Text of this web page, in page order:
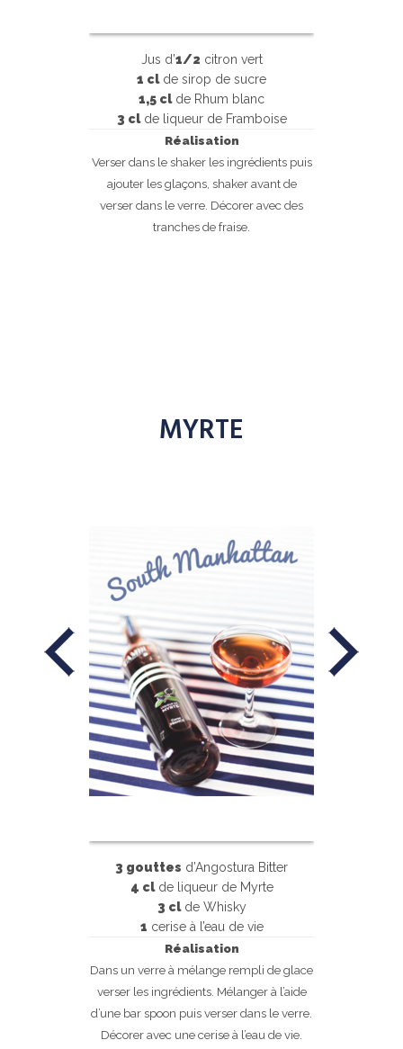
Jus d’1/2 citron vert
1 clde sirop de sucre
1,5 clde Rhum blanc
3 clde l iqueur de Framboise
Réalisation
Verser dans le shaker les ingrédients puis
ajouter les glaçons, shaker avant de
verser dans le verre. Décorer avec des
tranches de fraise.
MYRTE
3 gouttes d’Angostura Bitter
4 clde liqueur de Myrte
3 clde Whisky
1 cerise à l’eau de vie
Réalisation
Dans un verre à mélange rempli de glace
verser les ingrédients. Mélanger à l’aide
d’une bar spoon puis verser dans le verre.
Décorer avec une cerise à l’eau de vie.